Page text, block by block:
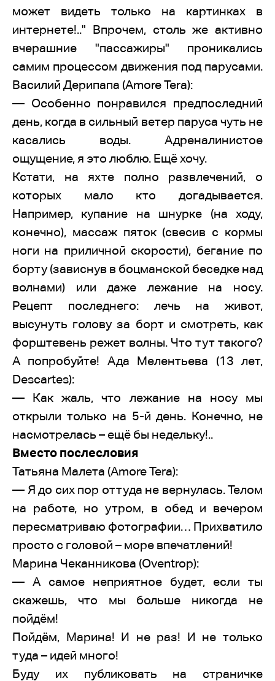
может видеть только на картинках в
интернете!.." Впрочем, столь же активно
вчерашние "пассажиры" проникались
самим процессом движения под парусами.
Василий Дерипапа (Amore Tera):
— Особенно понравился предпоследний
день, когда в сильный ветер паруса чуть не
касались воды. Адреналинистое
ощущение, я это люблю. Ещё хочу.
Кстати, на яхте полно развлечений, о
которых мало кто догадывается.
Например, купание на шнурке (на ходу,
конечно), массаж пяток (свесив с кормы
ноги на приличной скорости), бегание по
борту (зависнув в боцманской беседке над
волнами) или даже лежание на носу.
Рецепт последнего: лечь на живот,
высунуть голову за борт и смотреть, как
форштевень режет волны. Что тут такого?
А попробуйте! Ада Мелентьева (13 лет,
Descartes):
— Как жаль, что лежание на носу мы
открыли только на 5-й день. Конечно, не
насмотрелась – ещё бы недельку!..
Вместо послесловия
Татьяна Малета (Amore Tera):
— Я до сих пор оттуда не вернулась. Телом
на работе, но утром, в обед и вечером
пересматриваю фотографии… Прихватило
просто с головой – море впечатлений!
Марина Чеканникова (Oventrop):
— А самое неприятное будет, если ты
скажешь, что мы больше никогда не
пойдём!
Пойдём, Марина! И не раз! И не только
туда – идей много!
Буду их публиковать на страничке